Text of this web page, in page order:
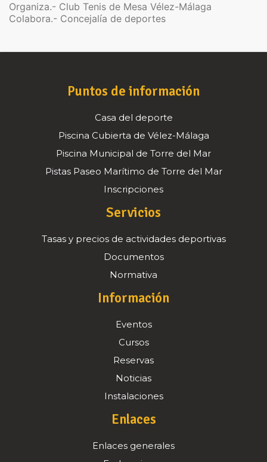
Organiza.- Club Tenis de Mesa Vélez-Málaga
Colabora.- Concejalía de deportes
Puntos de información
Casa del deporte
Piscina Cubierta de Vélez-Málaga
Piscina Municipal de Torre del Mar
Pistas Paseo Marítimo de Torre del Mar
Inscripciones
Servicios
Tasas y precios de actividades deportivas
Documentos
Normativa
Información
Eventos
Cursos
Reservas
Noticias
Instalaciones
Enlaces
Enlaces generales